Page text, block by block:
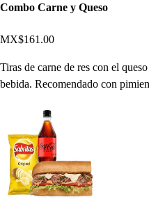
Combo Carne y Queso
MX$161.00
Tiras de carne de res con el
bebida. Recomendado con